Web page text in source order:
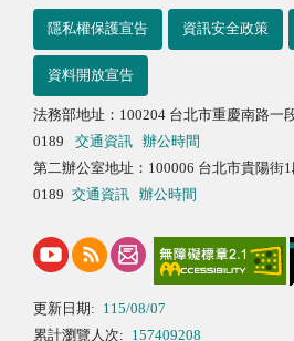
隱私權保護宣告 資訊安全政策
資料開放宣告
法務部地址：100204 台北市重慶南路
0189
交通資訊
辦公時間
第二辦公室地址：100006 台北市貴陽
0189 交通資訊 辦公時間
更新日期: 115/08/07
累計瀏覽人次: 157409208